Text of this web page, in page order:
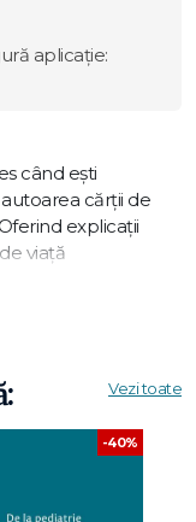
aplicație:
când ești
cărții de
explicații
viață
resurse
anxietății sociale,
prin
reducerea la
care-ți
Vezi toate
-40%